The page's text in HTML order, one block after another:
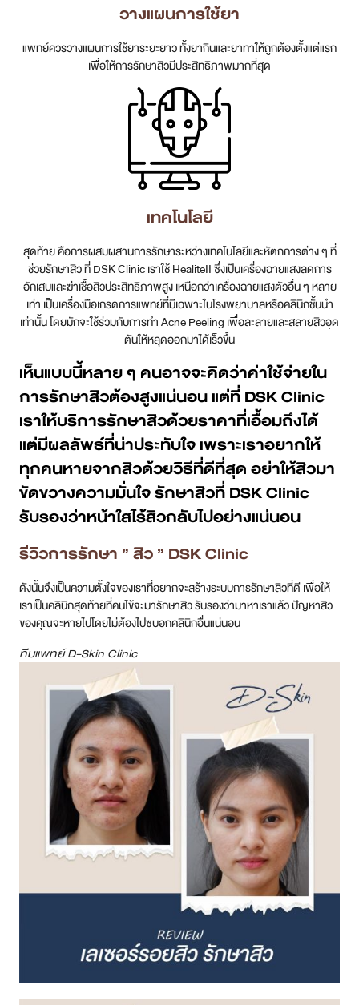
วางแผนการใช้ยา
แพทย์ควรวางแผนการใช้ยาระยะยาว ทั้งยากินและยาทาให้ถูกต้องตั้งแต่แรก
เพื่อให้การรักษาสิวมีประสิทธิภาพมากที่สุด
เทคโนโลยี
สุดท้าย คือการผสมผสานการรักษาระหว่างเทคโนโลยีและหัตถการต่าง ๆ ที่
ช่วยรักษาสิว ที่ DSK Clinic เราใช้ HealiteII ซึ่งเป็นเครื่องฉายแสงลดการ
อักเสบและฆ่าเชื้อสิวประสิทธิภาพสูง เหนือกว่าเครื่องฉายแสงตัวอื่น ๆ หลาย
เท่า เป็นเครื่องมือเกรดการแพทย์ที่มีเฉพาะในโรงพยาบาลหรือคลินิกชั้นนำ
เท่านั้น โดยมักจะใช้ร่วมกับการทำ Acne Peeling เพื่อละลายและสลายสิวอุด
ตันให้หลุดออกมาได้เร็วขึ้น
เห็นแบบนี้หลาย ๆ คนอาจจะคิดว่าค่าใช้จ่ายใน
การรักษาสิวต้องสูงแน่นอน แต่ที่ DSK Clinic
เราให้บริการรักษาสิวด้วยราคาที่เอื้อมถึงได้
แต่มีผลลัพธ์ที่น่าประทับใจ เพราะเราอยากให้
ทุกคนหายจากสิวด้วยวิธีที่ดีที่สุด อย่าให้สิวมา
ขัดขวางความมั่นใจ รักษาสิวที่ DSK Clinic
รับรองว่าหน้าใสไร้สิวกลับไปอย่างแน่นอน
รีวิวการรักษา ” สิว ” DSK Clinic
ดังนั้นจึงเป็นความตั้งใจของเราที่อยากจะสร้างระบบการรักษาสิวที่ดี เพื่อให้
เราเป็นคลินิกสุดท้ายที่คนไข้จะมารักษาสิว รับรองว่ามาหาเราแล้ว ปัญหาสิว
ของคุณจะหายไปโดยไม่ต้องไปซบอกคลินิกอื่นแน่นอน
ทีมแพทย์ D-Skin Clinic